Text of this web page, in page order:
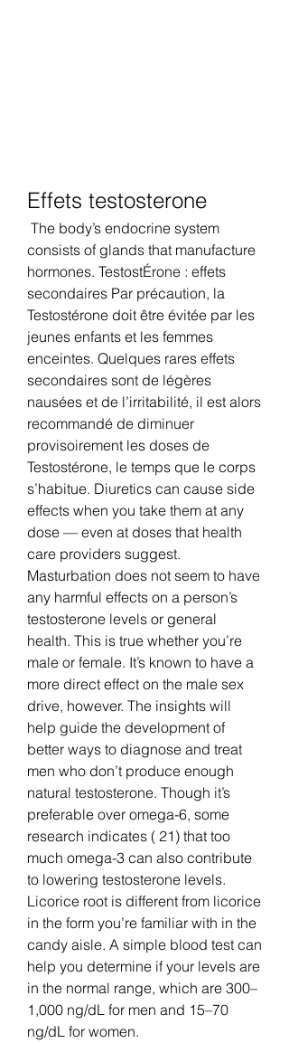
Effets testosterone
consists of glands that manufacture
hormones. TestostÉrone : effets
secondaires Par précaution, la
Testostérone doit être évitée par les
jeunes enfants et les femmes
enceintes. Quelques rares effets
secondaires sont de légères
nausées et de l’irritabilité, il est alors
recommandé de diminuer
provisoirement les doses de
Testostérone, le temps que le corps
s’habitue. Diuretics can cause side
effects when you take them at any
dose — even at doses that health
care providers suggest.
Masturbation does not seem to have
any harmful effects on a person’s
testosterone levels or general
health. This is true whether you’re
male or female. It’s known to have a
more direct effect on the male sex
drive, however. The insights will
help guide the development of
better ways to diagnose and treat
men who don’t produce enough
natural testosterone. Though it’s
preferable over omega-6, some
research indicates ( 21) that too
much omega-3 can also contribute
to lowering testosterone levels.
Licorice root is different from licorice
in the form you’re familiar with in the
candy aisle. A simple blood test can
help you determine if your levels are
in the normal range, which are 300–
1,000 ng/dL for men and 15–70
ng/dL for women.